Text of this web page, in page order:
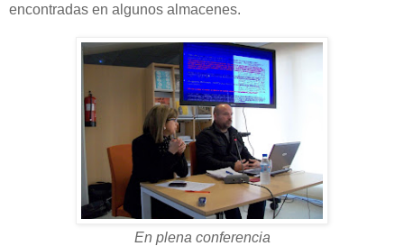
encontradas en algunos almacenes.
En plena conferencia